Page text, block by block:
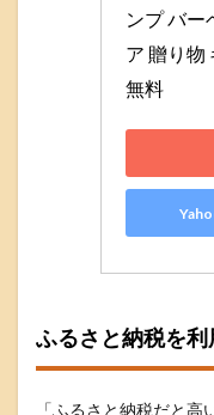
ンプ バー
ア 贈り物
無料
ふるさと納税を
「ふるさと納税だと